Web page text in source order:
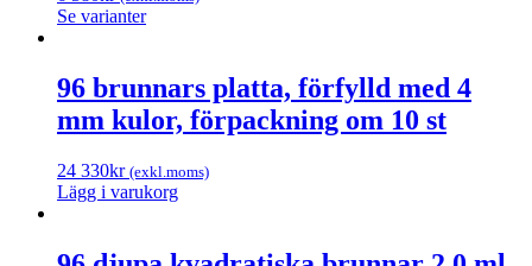
Se varianter
96 brunnars platta, förfylld med 4
mm kulor, förpackning om 10 st
24 330kr (exkl.moms)
Lägg i varukorg